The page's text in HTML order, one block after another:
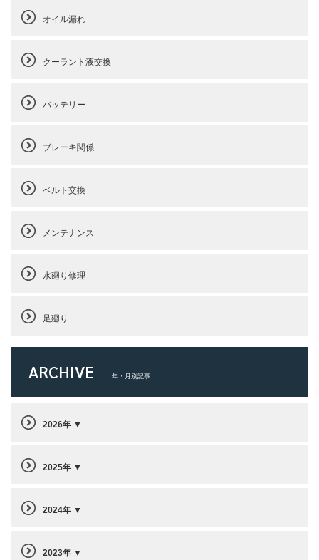
オイル漏れ
クーラント液交換
バッテリー
ブレーキ関係
ベルト交換
メンテナンス
水廻り修理
足廻り
ARCHIVE 年・月別記事
2026年
2025年
2024年
2023年